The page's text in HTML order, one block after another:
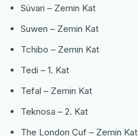
Süvari – Zemin Kat
Suwen – Zemin Kat
Tchibo – Zemin Kat
Tedi – 1. Kat
Tefal – Zemin Kat
Teknosa – 2. Kat
The London Çuf – Zemin Kat